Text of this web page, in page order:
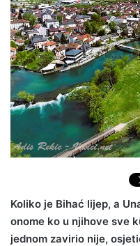
Koliko je Bihać lijep, a
onome ko u njihove sve
jednom zavirio nije,